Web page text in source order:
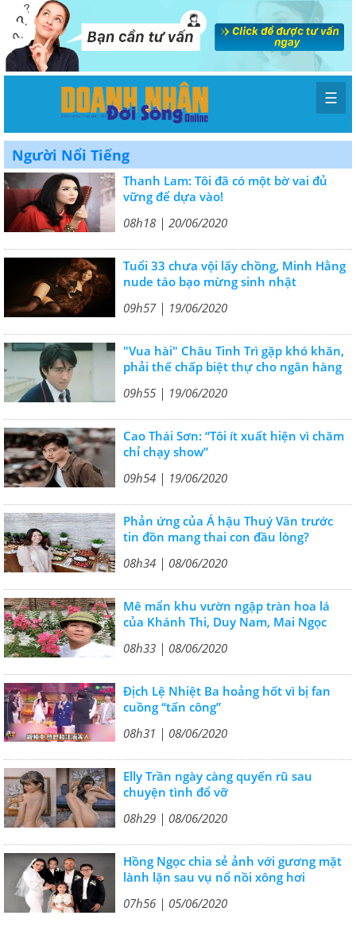
☰
Người Nổi Tiếng
Thanh Lam: Tôi đã có một bờ vai đủ
vững để dựa vào!
08h18 | 20/06/2020
Tuổi 33 chưa vội lấy chồng, Minh Hằng
nude táo bạo mừng sinh nhật
09h57 | 19/06/2020
"Vua hài" Châu Tinh Trì gặp khó khăn,
phải thế chấp biệt thự cho ngân hàng
09h55 | 19/06/2020
Cao Thái Sơn: “Tôi ít xuất hiện vì chăm
chỉ chạy show”
09h54 | 19/06/2020
Phản ứng của Á hậu Thuý Vân trước
tin đồn mang thai con đầu lòng?
08h34 | 08/06/2020
Mê mẩn khu vườn ngập tràn hoa lá
của Khánh Thi, Duy Nam, Mai Ngọc
08h33 | 08/06/2020
Địch Lệ Nhiệt Ba hoảng hốt vì bị fan
cuồng “tấn công”
08h31 | 08/06/2020
Elly Trần ngày càng quyến rũ sau
chuyện tình đổ vỡ
08h29 | 08/06/2020
Hồng Ngọc chia sẻ ảnh với gương mặt
lành lặn sau vụ nổ nồi xông hơi
07h56 | 05/06/2020